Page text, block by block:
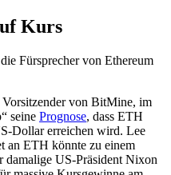
Kurs
Fürsprecher von Ethereum
von BitMine, im
seine Prognose, dass ETH
Dollar erreichen wird. Lee
an ETH könnte zu einem
damalige US-Präsident Nixon